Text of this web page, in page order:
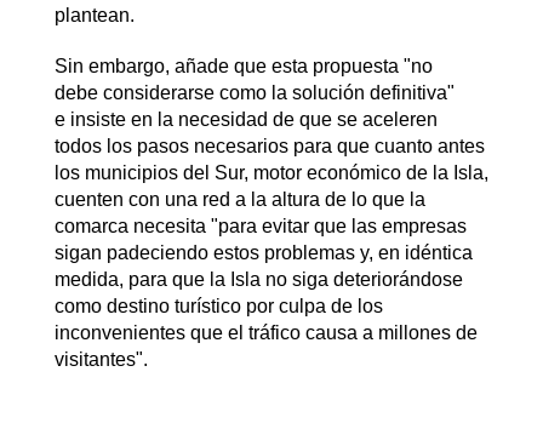
plantean.
Sin embargo, añade que esta propuesta "no
debe considerarse como la solución definitiva"
e insiste en la necesidad de que se aceleren
todos los pasos necesarios para que cuanto antes
los municipios del Sur, motor económico de la Isla,
cuenten con una red a la altura de lo que la
comarca necesita "para evitar que las empresas
sigan padeciendo estos problemas y, en idéntica
medida, para que la Isla no siga deteriorándose
como destino turístico por culpa de los
inconvenientes que el tráfico causa a millones de
visitantes".